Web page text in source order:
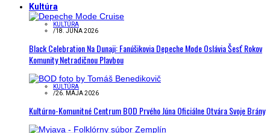
Kultúra
KULTÚRA
/18. JÚNA 2026
Black Celebration Na Dunaji: Fanúšikovia Depeche Mode Oslávia Šesť Rokov
Komunity Netradičnou Plavbou
KULTÚRA
/26. MÁJA 2026
Kultúrno-Komunitné Centrum BOD Prvého Júna Oficiálne Otvára Svoje Brány